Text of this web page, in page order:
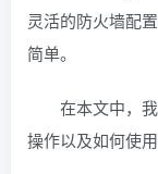
灵活的防火墙配
简单。
在本文中，
操作以及如何使